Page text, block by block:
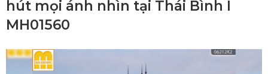
hút mọi ánh nhìn tại Thái Bình I
MH01560